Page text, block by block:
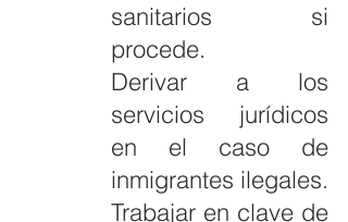
sanitarios si
procede.
Derivar a los
servicios jurídicos
en el caso de
inmigrantes ilegales.
Trabajar en clave de